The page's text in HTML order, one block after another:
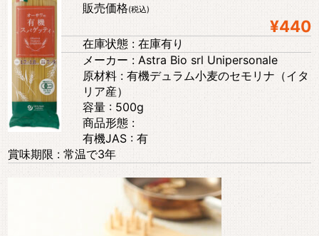
販売価格(税込)
¥440
在庫状態 : 在庫有り
メーカー : Astra Bio srl Unipersonale
原材料 : 有機デュラム小麦のセモリナ（イタ
リア産）
容量 : 500g
商品形態 :
有機JAS : 有
賞味期限 : 常温で3年